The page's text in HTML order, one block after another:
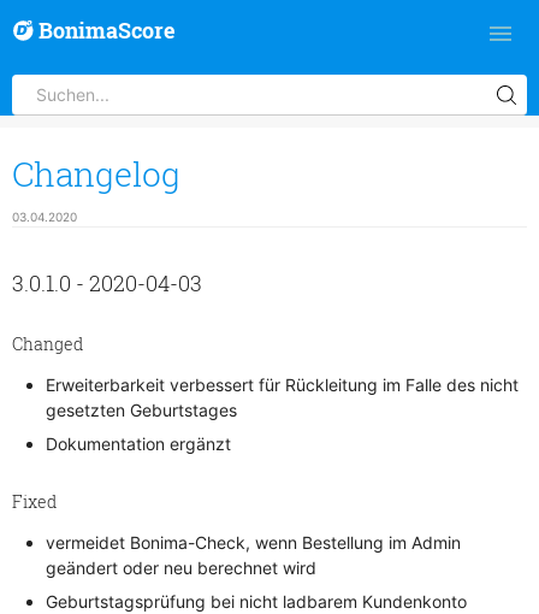
BonimaScore
Changelog
03.04.2020
3.0.1.0 - 2020-04-03
Changed
Erweiterbarkeit verbessert für Rückleitung im Falle des nicht
gesetzten Geburtstages
Dokumentation ergänzt
Fixed
vermeidet Bonima-Check, wenn Bestellung im Admin
geändert oder neu berechnet wird
Geburtstagsprüfung bei nicht ladbarem Kundenkonto